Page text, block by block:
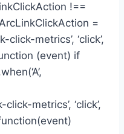
!==
=
metrics’, ‘click’,
(event) if
metrics’, ‘click’,